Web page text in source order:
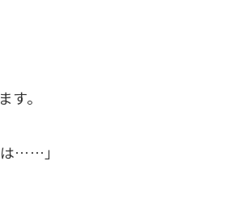
。
……」